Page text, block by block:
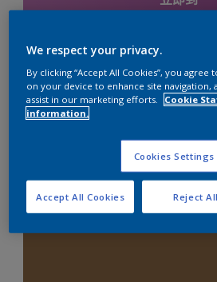
與之協調的
中性色組合
We respect your privacy.
By clicking “Accept All Cookies”, you
on your device to enhance site navigation,
assist in our marketing efforts.
Cookie
information.
Cookies Settings
Reject All
Accept All Cookies